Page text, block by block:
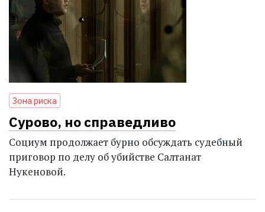
Зона риска
Сурово, но справедливо
Социум продолжает бурно обсуждать судебный
приговор по делу об убийстве Салтанат
Нукеновой.